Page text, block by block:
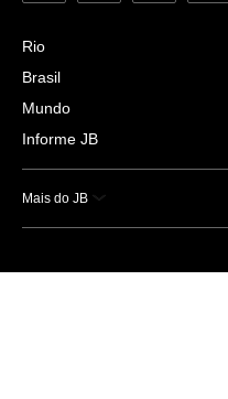
Rio
Brasil
Mundo
Informe JB
Mais do JB
Esportes